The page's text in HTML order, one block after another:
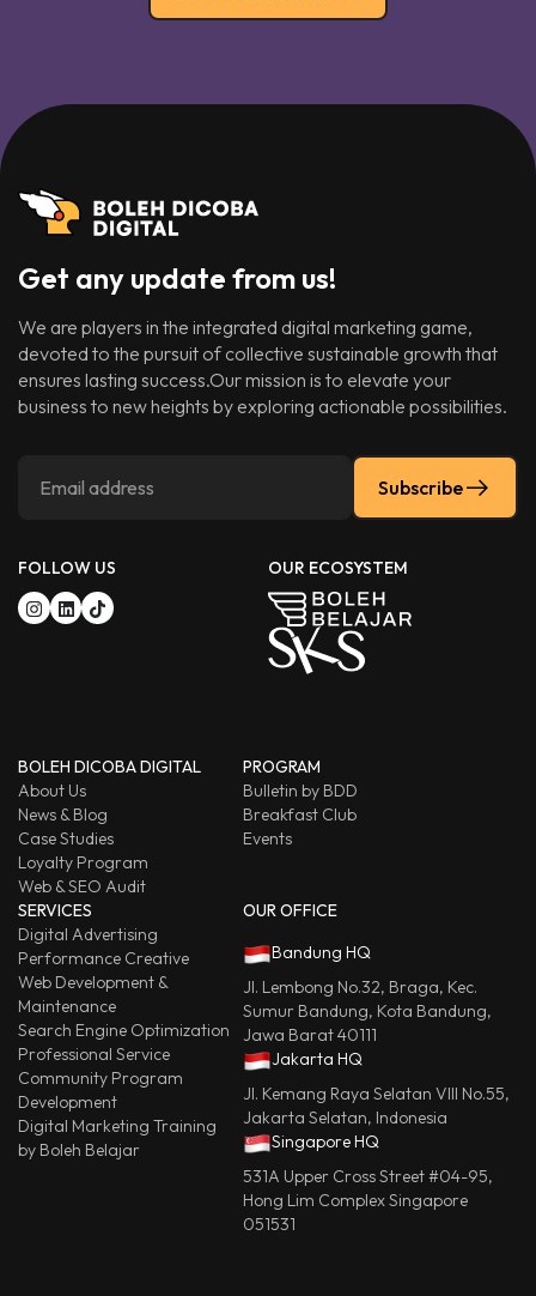
Get any update from us!
We are players in the integrated digital marketing game,
devoted to the pursuit of collective sustainable growth that
ensures lasting success.Our mission is to elevate your
business to new heights by exploring actionable possibilities.
Subscribe
FOLLOW US OUR ECOSYSTEM
BOLEH DICOBA DIGITAL
About Us
News & Blog
Case Studies
Loyalty Program
Web & SEO Audit
PROGRAM
Bulletin by BDD
Breakfast Club
Events
SERVICES
Digital Advertising
Performance Creative
Web Development &
Maintenance
Search Engine Optimization
Professional Service
Community Program
Development
Digital Marketing Training
by Boleh Belajar
OUR OFFICE
Bandung HQ
Jl. Lembong No.32, Braga, Kec.
Sumur Bandung, Kota Bandung,
Jawa Barat 40111
Jakarta HQ
Jl. Kemang Raya Selatan VIII No.55,
Jakarta Selatan, Indonesia
Singapore HQ
531A Upper Cross Street #04-95,
Hong Lim Complex Singapore
051531